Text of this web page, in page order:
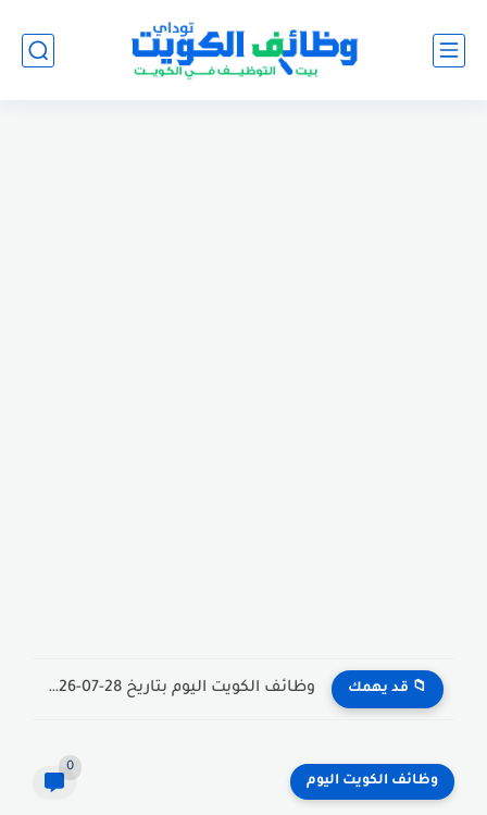
📁 قد يهمك وظائف الكويت اليوم بتاريخ 28-07-2026 للأجانب والمواطنين في مختلف التخصصات
وظائف الكويت اليوم
0